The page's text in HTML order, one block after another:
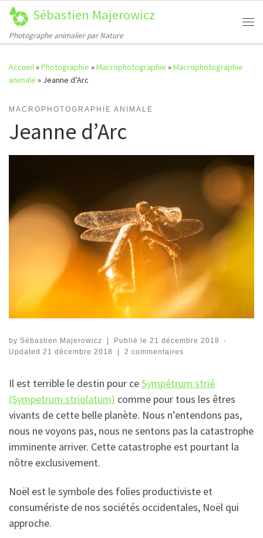
Passer au contenu
Sébastien Majerowicz
Photographe animalier par Nature
Accueil»Photographie »Macrophotographie »Macrophotographie
animale » Jeanne d’Arc
MACROPHOTOGRAPHIE ANIMALE
Jeanne d’Arc
by Sébastien Majerowicz | Publié le 21 décembre 2018
-
Updated 21 décembre 2018 | 2 commentaires
Il est terrible le destin pour ceSympétrum strié
(Sympetrum striolatum) comme pour tous les êtres
vivants de cette belle planète. Nous n’entendons pas,
nous ne voyons pas, nous ne sentons pas la catastrophe
imminente arriver. Cette catastrophe est pourtant la
nôtre exclusivement.
Noël est le symbole des folies productiviste et
consumériste de nos sociétés occidentales, Noël qui
approche.